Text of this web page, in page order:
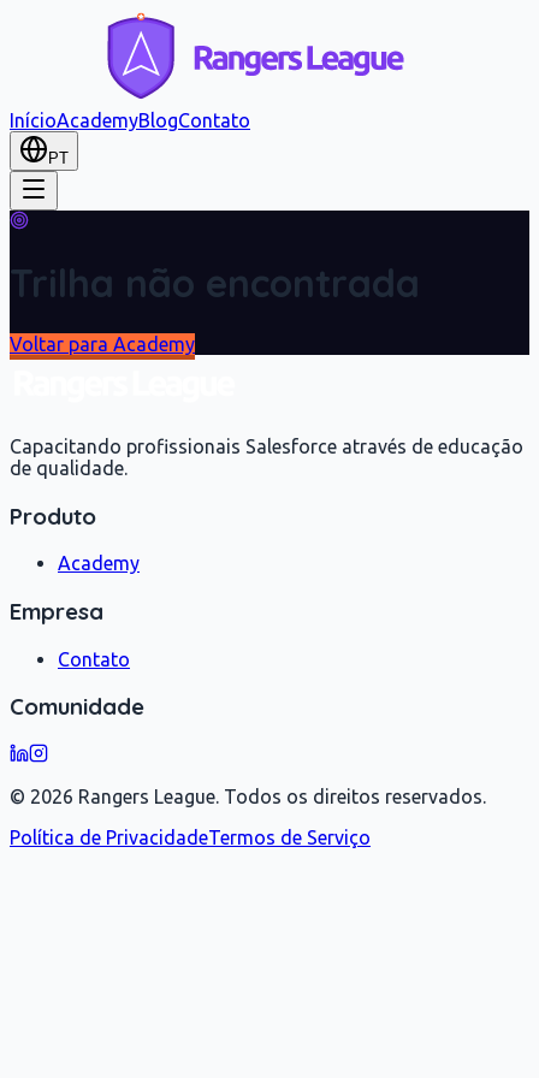
InícioAcademyBlogContato
PT
Trilha não encontrada
Voltar para Academy
Capacitando profissionais Salesforce através de educação
de qualidade.
Produto
Academy
Empresa
Contato
Comunidade
© 2026 Rangers League. Todos os direitos reservados.
Política de PrivacidadeTermos de Serviço